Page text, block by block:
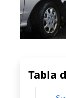
Tabla